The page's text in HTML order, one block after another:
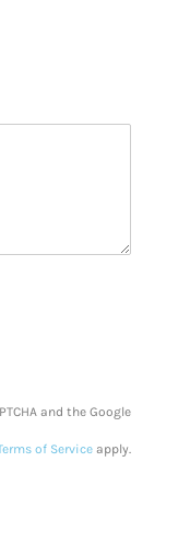
and the Google
of Service apply.